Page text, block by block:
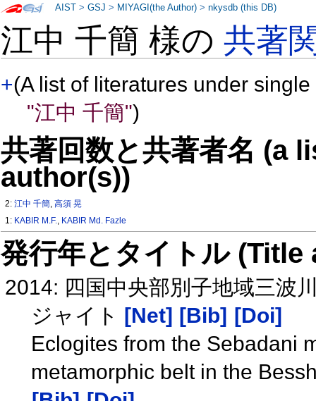
江中 千簡 様の共著
+(A list of literatures under
"江中 千簡")
共著回数と共著者名 (a
author(s))
2:江中 千簡,高須 晃
1: KABIR M.F., KABIR Md. Fazle
発行年とタイトル
2014: 四国中央部別子地域三波
ジャイト [Net] [Bib] [Doi]
Eclogites from the Sebadani
metamorphic belt in the
AIST >GSJ > MIYAGI(the Author) >nkysdb (this DB)